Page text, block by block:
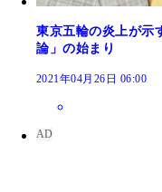
東京五輪の炎上が示
論」の始まり
2021年04月26日 06:00